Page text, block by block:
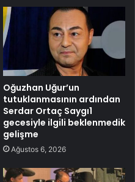
Oğuzhan Uğur’un
tutuklanmasının ardından
Serdar Ortaç Saygı1
gecesiyle ilgili beklenmedik
gelişme
Ağustos 6, 2026